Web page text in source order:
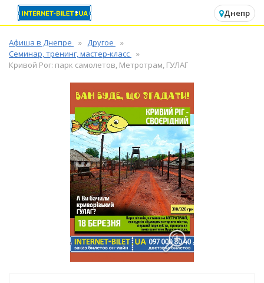
Днепр
Афиша в Днепре
Другое
Семинар, тренинг, мастер-класс
Кривой Рог: парк самолетов, Метротрам, ГУЛАГ